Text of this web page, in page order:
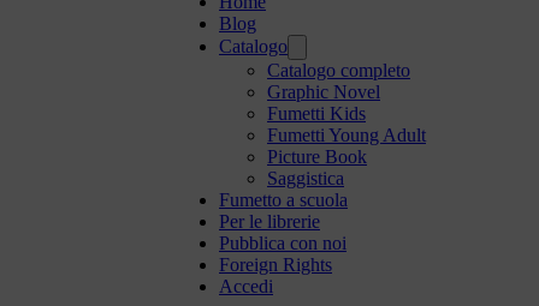
Blog
Catalogo
Catalogo completo
Graphic Novel
Fumetti Kids
Fumetti Young Adult
Picture Book
Saggistica
Fumetto a scuola
Per le librerie
Pubblica con noi
Foreign Rights
Accedi